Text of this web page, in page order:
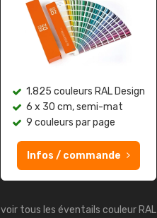
1.825 couleurs RAL Design
6 x 30 cm, semi-mat
9 couleurs par page
Infos / commande
voir tous les éventails couleur RAL